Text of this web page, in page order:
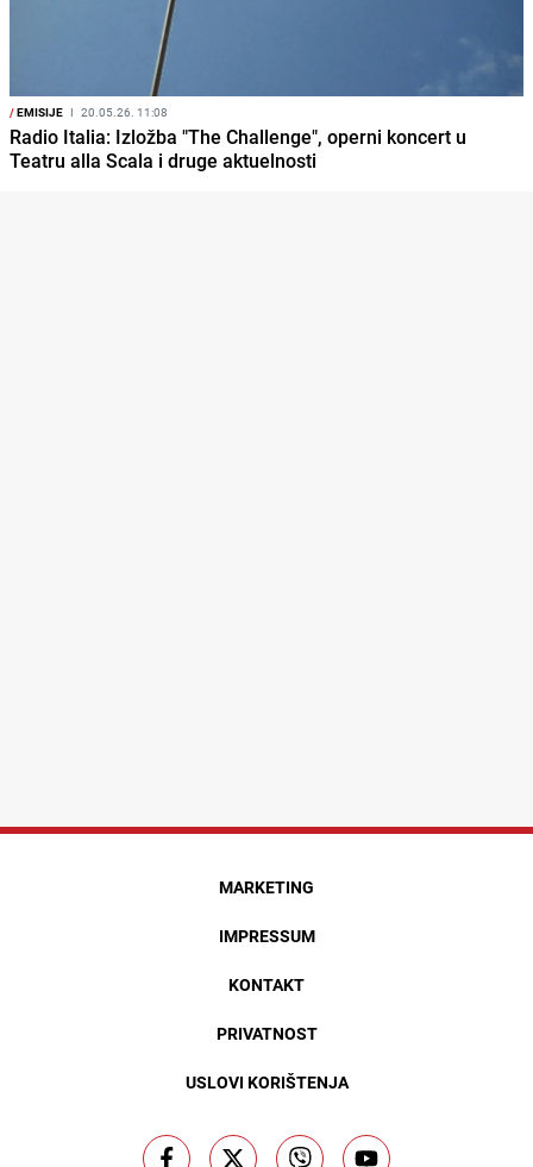
/EMISIJE I 20.05.26. 11:08
Radio Italia: Izložba "The Challenge", operni koncert u
Teatru alla Scala i druge aktuelnosti
MARKETING
IMPRESSUM
KONTAKT
PRIVATNOST
USLOVI KORIŠTENJA